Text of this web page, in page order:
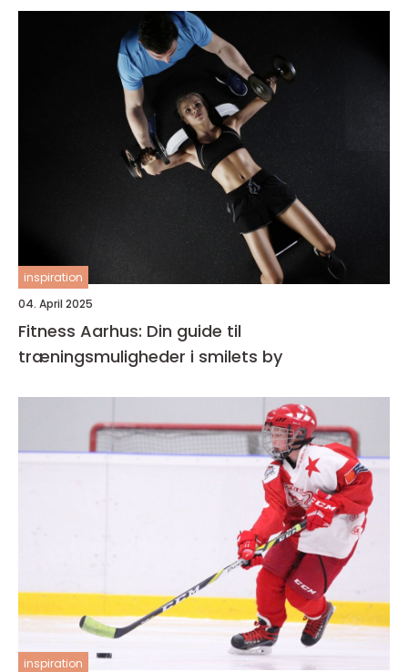
inspiration
04. April 2025
Fitness Aarhus: Din guide til
træningsmuligheder i smilets by
inspiration